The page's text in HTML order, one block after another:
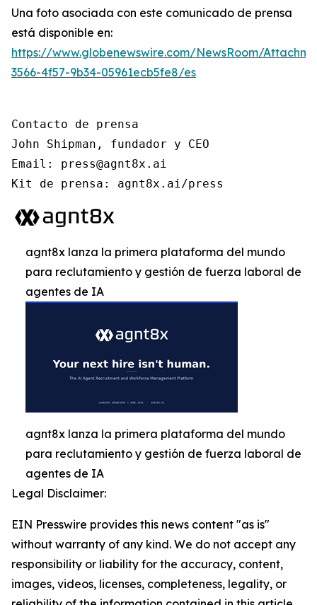
Una foto asociada con este comunicado de prensa
está disponible en:
https://www.globenewswire.com/NewsRoom/
3566-4f57-9b34-05961ecb5fe8/es
Contacto de prensa
John Shipman, fundador y CEO
Email: press@agnt8x.ai
Kit de prensa: agnt8x.ai/press
agnt8x lanza la primera plataforma del mundo
para reclutamiento y gestión de fuerza laboral de
agentes de IA
agnt8x lanza la primera plataforma del mundo
para reclutamiento y gestión de fuerza laboral de
agentes de IA
Legal Disclaimer:
EIN Presswire provides this news content "as is"
without warranty of any kind. We do not accept any
responsibility or liability for the accuracy, content,
images, videos, licenses, completeness, legality, or